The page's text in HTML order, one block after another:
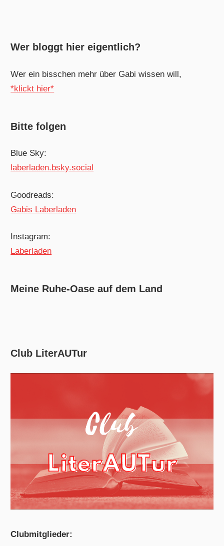
Wer bloggt hier eigentlich?
Wer ein bisschen mehr über Gabi wissen will,
*klickt hier*
Bitte folgen
Blue Sky:
laberladen.bsky.social
Goodreads:
Gabis Laberladen
Instagram:
Laberladen
Meine Ruhe-Oase auf dem Land
Club LiterAUTur
Clubmitglieder: